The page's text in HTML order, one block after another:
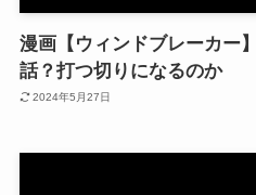
漫画【ウィンドブレーカー
話？打つ切りになるのか
2024年5月27日